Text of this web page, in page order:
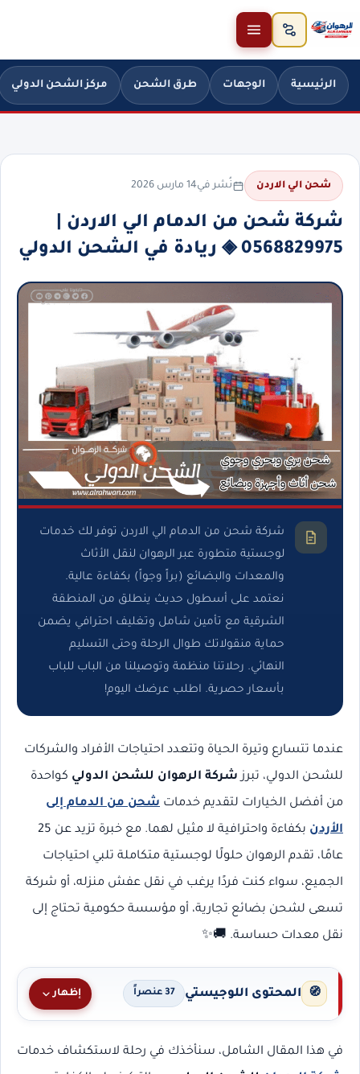
تخطَّ إلى المحتوى
الرئيسية الوجهات طرق الشحن مركز الشحن الدولي
شحن الي الاردن نُشر في14 مارس 2026
شركة شحن من الدمام الي الاردن |
0568829975 ◈ ريادة في الشحن الدولي
شركة شحن من الدمام الي الاردن توفر لك خدمات
لوجستية متطورة عبر الرهوان لنقل الأثاث
والمعدات والبضائع (براً وجواً) بكفاءة عالية.
نعتمد على أسطول حديث ينطلق من المنطقة
الشرقية مع تأمين شامل وتغليف احترافي يضمن
حماية منقولاتك طوال الرحلة وحتى التسليم
النهائي. رحلاتنا منظمة وتوصيلنا من الباب للباب
بأسعار حصرية. اطلب عرضك اليوم!
عندما تتسارع وتيرة الحياة وتتعدد احتياجات الأفراد والشركات
للشحن الدولي، تبرز شركة الرهوان للشحن الدولي كواحدة
من أفضل الخيارات لتقديم خدمات شحن من الدمام إلى
الأردن
بكفاءة واحترافية لا مثيل لهما. مع خبرة تزيد عن 25
عامًا، تقدم الرهوان حلولًا لوجستية متكاملة تلبي احتياجات
الجميع، سواء كنت فردًا يرغب في نقل عفش منزله، أو شركة
تسعى لشحن بضائع تجارية، أو مؤسسة حكومية تحتاج إلى
نقل معدات حساسة. 🚚✨
🧭 المحتوى اللوجيستي 37 عنصراً إظهار
في هذا المقال الشامل، سنأخذك في رحلة لاستكشاف خدمات